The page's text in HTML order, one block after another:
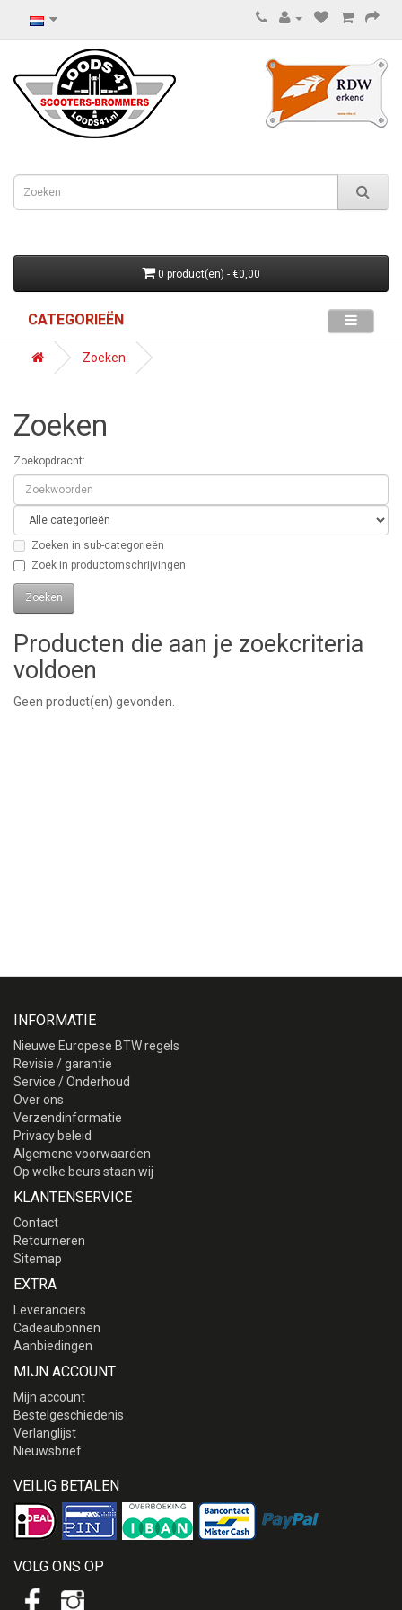
0 product(en) - €0,00
CATEGORIEËN
Zoeken
Zoeken
Zoekopdracht:
Zoeken in sub-categorieën
Zoek in productomschrijvingen
Producten die aan je zoekcriteria
voldoen
Geen product(en) gevonden.
INFORMATIE
Nieuwe Europese BTW regels
Revisie / garantie
Service / Onderhoud
Over ons
Verzendinformatie
Privacy beleid
Algemene voorwaarden
Op welke beurs staan wij
KLANTENSERVICE
Contact
Retourneren
Sitemap
EXTRA
Leveranciers
Cadeaubonnen
Aanbiedingen
MIJN ACCOUNT
Mijn account
Bestelgeschiedenis
Verlanglijst
Nieuwsbrief
VEILIG BETALEN
VOLG ONS OP